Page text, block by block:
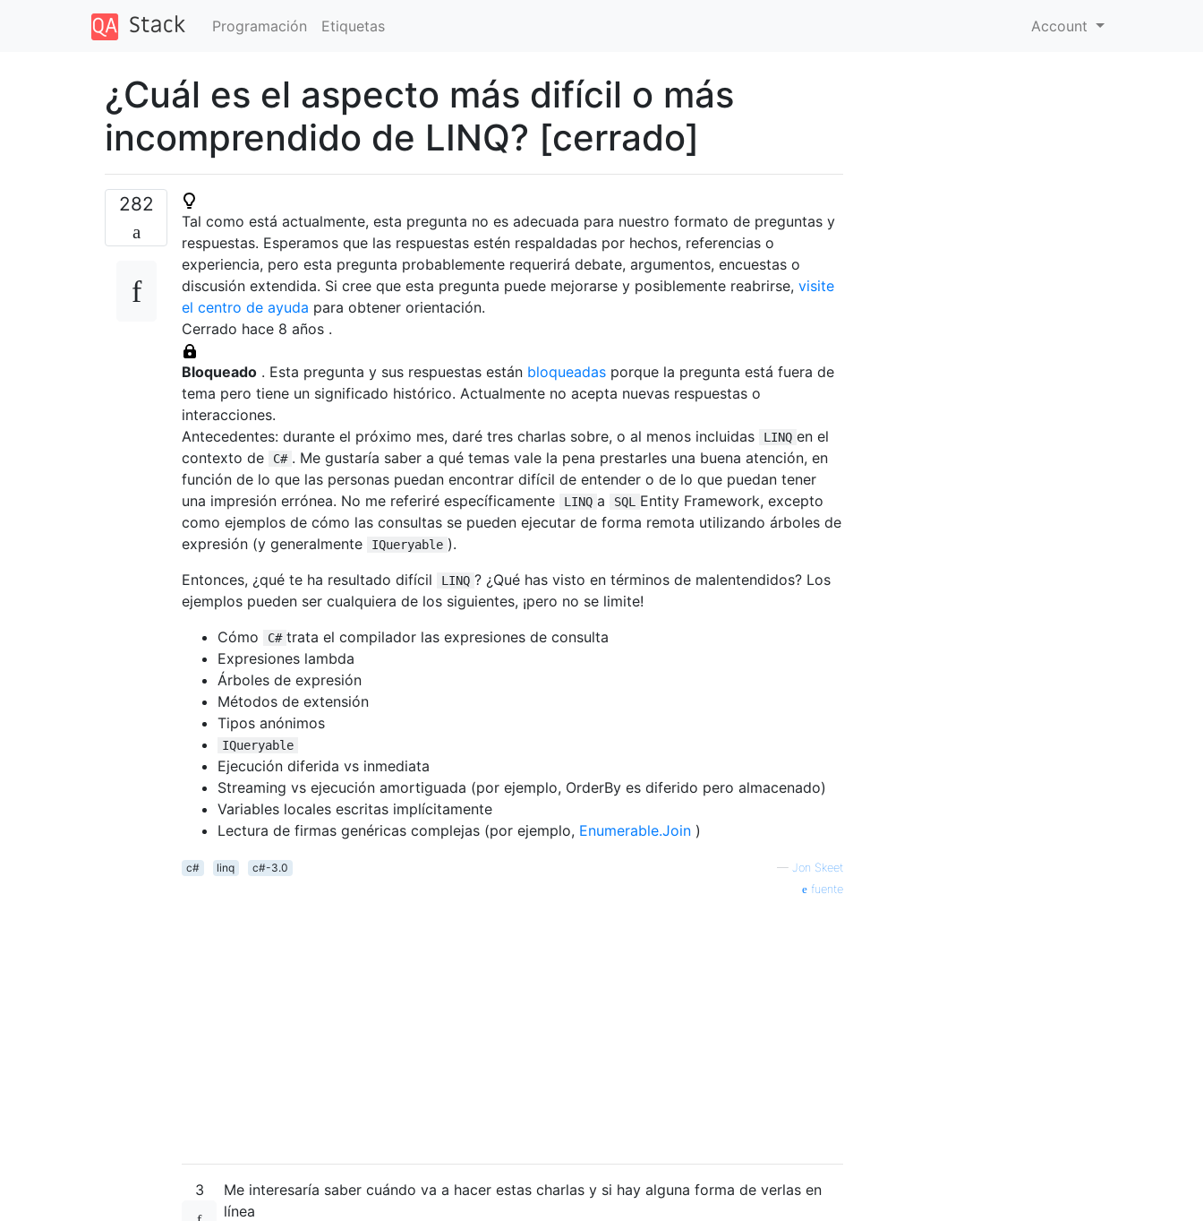
Programación Etiquetas Account
¿Cuál es el aspecto más difícil o más
incomprendido de LINQ? [cerrado]
282
Tal como está actualmente, esta pregunta no es adecuada para nuestro formato de preguntas y
respuestas. Esperamos que las respuestas estén respaldadas por hechos, referencias o
experiencia, pero esta pregunta probablemente requerirá debate, argumentos, encuestas o
discusión extendida. Si cree que esta pregunta puede mejorarse y posiblemente reabrirse, visite
el centro de ayuda para obtener orientación.
Cerrado hace 8 años .
Bloqueado . Esta pregunta y sus respuestas están bloqueadas porque la pregunta está fuera de
tema pero tiene un significado histórico. Actualmente no acepta nuevas respuestas o
interacciones.
Antecedentes: durante el próximo mes, daré tres charlas sobre, o al menos incluidas
LINQ en el
contexto de
C# . Me gustaría saber a qué temas vale la pena prestarles una buena atención, en
función de lo que las personas puedan encontrar difícil de entender o de lo que puedan tener
una impresión errónea. No me referiré específicamente
LINQ a SQL
Entity Framework, excepto
como ejemplos de cómo las consultas se pueden ejecutar de forma remota utilizando árboles de
expresión (y generalmente
IQueryable ).
Entonces, ¿qué te ha resultado difícil
LINQ ? ¿Qué has visto en términos de malentendidos? Los
ejemplos pueden ser cualquiera de los siguientes, ¡pero no se limite!
Cómo
C# trata el compilador las expresiones de consulta
Expresiones lambda
Árboles de expresión
Métodos de extensión
Tipos anónimos
IQueryable
Ejecución diferida vs inmediata
Streaming vs ejecución amortiguada (por ejemplo, OrderBy es diferido pero almacenado)
Variables locales escritas implícitamente
Lectura de firmas genéricas complejas (por ejemplo, Enumerable.Join )
c# linq c#-3.0 — Jon Skeet
fuente
3
Me interesaría saber cuándo va a hacer estas charlas y si hay alguna forma de verlas en
línea